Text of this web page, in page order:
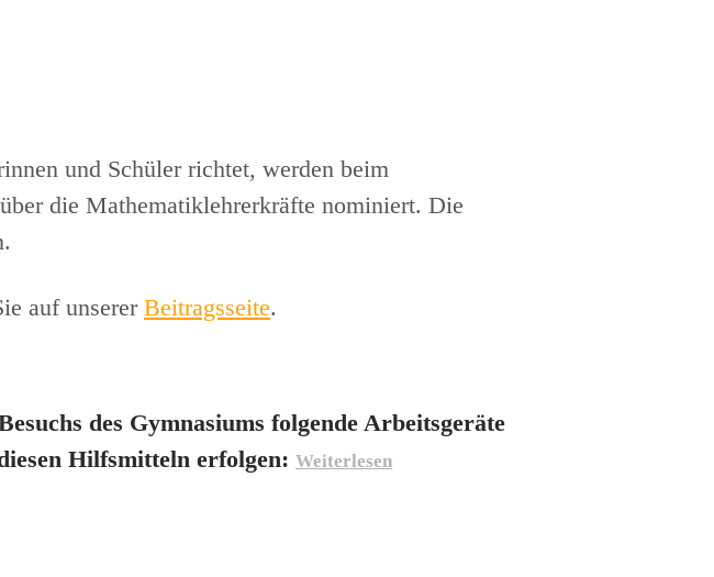
und Schüler richtet, werden beim
die Mathematiklehrerkräfte nominiert. Die
auf unserer Beitragsseite.
des Gymnasiums folgende Arbeitsgeräte
Hilfsmitteln erfolgen: